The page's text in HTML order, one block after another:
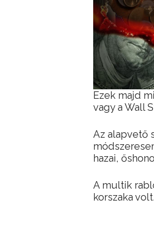
Ezek majd
vagy a Wall
Az alapvető
hazai,
A multik
korszaka volt.